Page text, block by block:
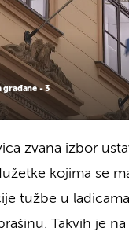
građane - 3
zvana izbor
kojima se
tužbe u
Takvih je na